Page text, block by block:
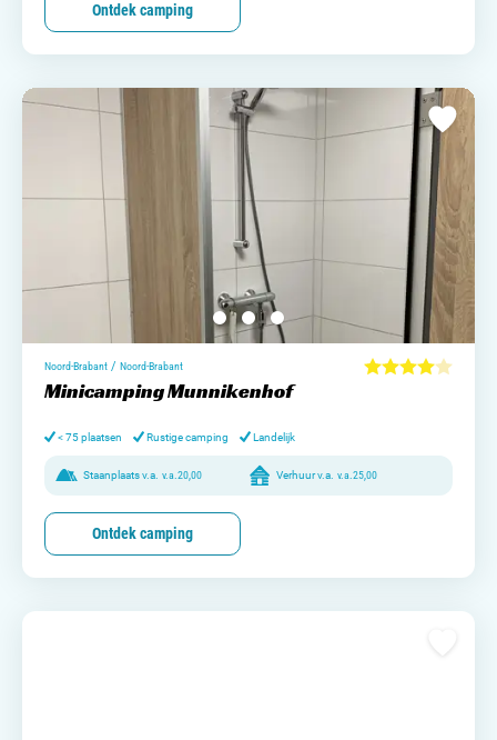
Ontdek camping
Noord-Brabant / Noord-Brabant
Minicamping Munnikenhof
< 75 plaatsen Rustige camping Landelijk
Staanplaats v.a. v.a.20,00 Verhuur v.a. v.a.25,00
Ontdek camping